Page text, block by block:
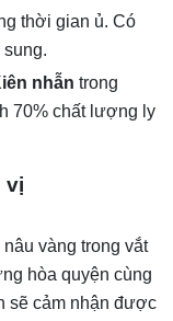
thời gian ủ. Có
sung.
nhẫn trong
70% chất lượng ly
vị
vàng trong vắt
hòa quyện cùng
sẽ cảm nhận được